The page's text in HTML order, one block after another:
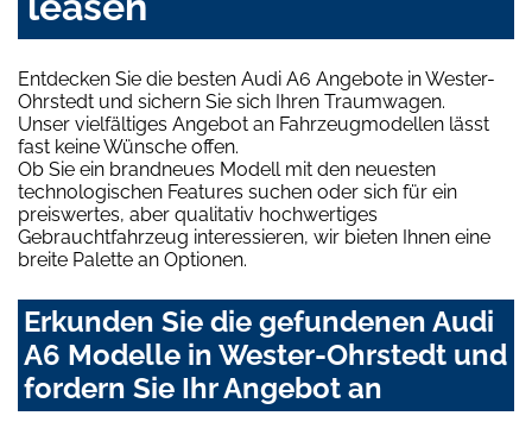
Entdecken Sie die besten Audi A6 Angebote in Wester-
Ohrstedt und sichern Sie sich Ihren Traumwagen.
Unser vielfältiges Angebot an Fahrzeugmodellen lässt
fast keine Wünsche offen.
Ob Sie ein brandneues Modell mit den neuesten
technologischen Features suchen oder sich für ein
preiswertes, aber qualitativ hochwertiges
Gebrauchtfahrzeug interessieren, wir bieten Ihnen eine
breite Palette an Optionen.
Erkunden Sie die gefundenen Audi
A6 Modelle in Wester-Ohrstedt und
fordern Sie Ihr Angebot an